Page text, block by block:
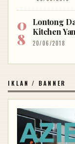
Lontong
Kitchen
20/06/2018
IKLAN / BANNER